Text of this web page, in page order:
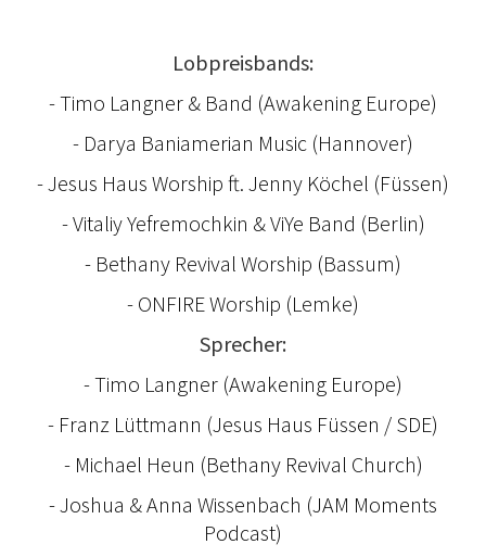
Lobpreisbands:
- Timo Langner & Band (Awakening Europe)
- Darya Baniamerian Music (Hannover)
- Jesus Haus Worship ft. Jenny Köchel (Füssen)
- Vitaliy Yefremochkin & ViYe Band (Berlin)
- Bethany Revival Worship (Bassum)
- ONFIRE Worship (Lemke)
Sprecher:
- Timo Langner (Awakening Europe)
- Franz Lüttmann (Jesus Haus Füssen / SDE)
- Michael Heun (Bethany Revival Church)
- Joshua & Anna Wissenbach (JAM Moments
Podcast)